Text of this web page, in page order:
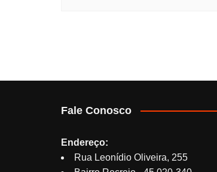
Fale Conosco
Endereço:
Rua Leonídio Oliveira, 255